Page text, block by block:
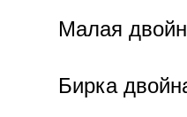
Малая
Бирка